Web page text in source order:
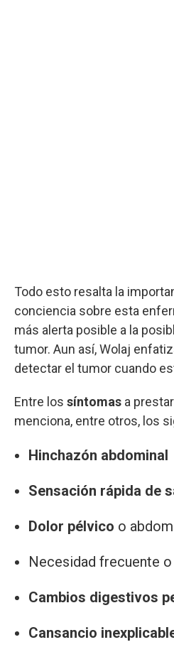
Todo esto resalta la
conciencia sobre esta
más alerta posible a la
tumor. Aun así, Wolaj
detectar el tumor cuando
Entre los síntomas a
menciona, entre otros, los
Hinchazón abdominal
Sensación rápida de
Dolor pélvico o
Necesidad frecuente
Cambios digestivos
Cansancio